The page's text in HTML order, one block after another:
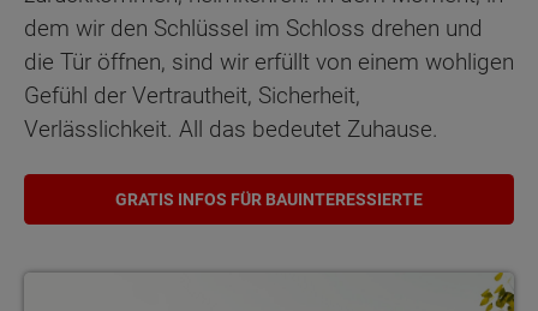
dem wir den Schlüssel im Schloss drehen und
die Tür öffnen, sind wir erfüllt von einem wohligen
Gefühl der Vertrautheit, Sicherheit,
Verlässlichkeit. All das bedeutet Zuhause.
GRATIS INFOS FÜR BAUINTERESSIERTE